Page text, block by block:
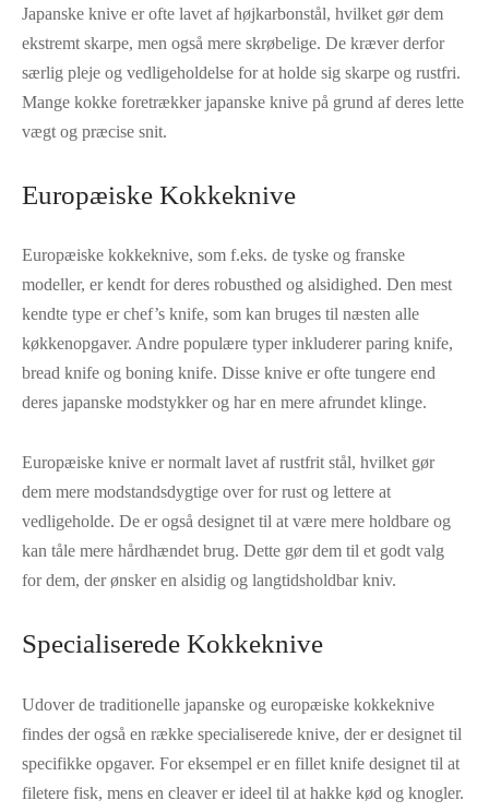
Japanske knive er ofte lavet af højkarbonstål, hvilket gør dem
ekstremt skarpe, men også mere skrøbelige. De kræver derfor
særlig pleje og vedligeholdelse for at holde sig skarpe og rustfri.
Mange kokke foretrækker japanske knive på grund af deres lette
vægt og præcise snit.
Europæiske Kokkeknive
Europæiske kokkeknive, som f.eks. de tyske og franske
modeller, er kendt for deres robusthed og alsidighed. Den mest
kendte type er chef’s knife, som kan bruges til næsten alle
køkkenopgaver. Andre populære typer inkluderer paring knife,
bread knife og boning knife. Disse knive er ofte tungere end
deres japanske modstykker og har en mere afrundet klinge.
Europæiske knive er normalt lavet af rustfrit stål, hvilket gør
dem mere modstandsdygtige over for rust og lettere at
vedligeholde. De er også designet til at være mere holdbare og
kan tåle mere hårdhændet brug. Dette gør dem til et godt valg
for dem, der ønsker en alsidig og langtidsholdbar kniv.
Specialiserede Kokkeknive
Udover de traditionelle japanske og europæiske kokkeknive
findes der også en række specialiserede knive, der er designet til
specifikke opgaver. For eksempel er en fillet knife designet til at
filetere fisk, mens en cleaver er ideel til at hakke kød og knogler.